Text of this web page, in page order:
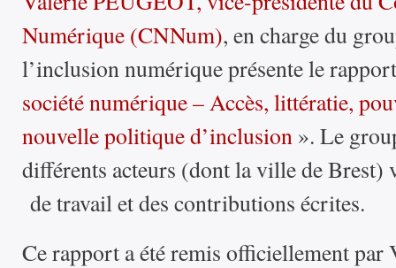
Numérique (CNNum), en charge du
l’inclusion numérique présente le
société numérique – Accès, littératie,
nouvelle politique d’inclusion ». Le
différents acteurs (dont la ville de Brest)
de travail et des contributions écrites.
Ce rapport a été remis officiellement par